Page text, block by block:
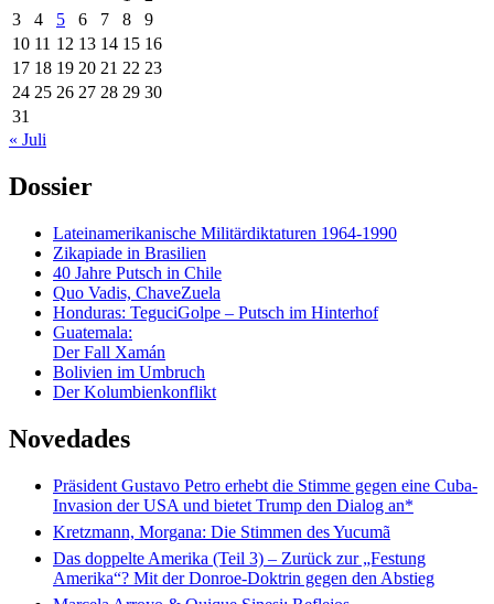
3
4 5 6 7 8
9
10 11 12 13 14 15 16
17 18 19 20 21 22 23
24 25 26 27 28 29 30
31
« Juli
Dossier
Lateinamerikanische Militärdiktaturen 1964-1990
Zikapiade in Brasilien
40 Jahre Putsch in Chile
Quo Vadis, ChaveZuela
Honduras: TeguciGolpe – Putsch im Hinterhof
Guatemala:
Der Fall Xamán
Bolivien im Umbruch
Der Kolumbienkonflikt
Novedades
Präsident Gustavo Petro erhebt die Stimme gegen eine Cuba-
Invasion der USA und bietet Trump den Dialog an*
Kretzmann, Morgana: Die Stimmen des Yucumã
Das doppelte Amerika (Teil 3) – Zurück zur „Festung
Amerika“? Mit der Donroe-Doktrin gegen den Abstieg